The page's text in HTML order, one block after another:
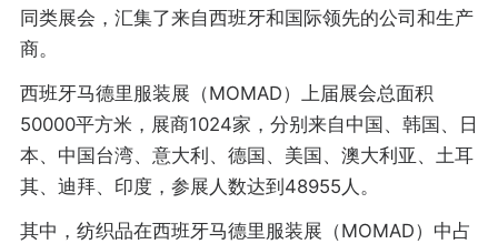
同类展会，汇集了来自西班牙和国际领先的公司和生产
商。
西班牙马德里服装展（MOMAD）上届展会总面积
50000平方米，展商1024家，分别来自中国、韩国、日
本、中国台湾、意大利、德国、美国、澳大利亚、土耳
其、迪拜、印度，参展人数达到48955人。
其中，纺织品在西班牙马德里服装展（MOMAD）中占